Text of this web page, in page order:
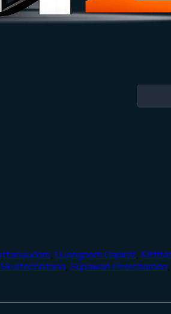
Duangporn Oapirat
Supawan Poolcharoen